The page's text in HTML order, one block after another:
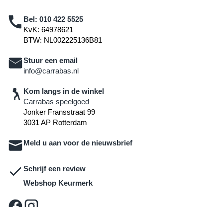
Bel: 010 422 5525
KvK: 64978621
BTW: NL002225136B81
Stuur een email
info@carrabas.nl
Kom langs in de winkel
Carrabas speelgoed
Jonker Fransstraat 99
3031 AP Rotterdam
Meld u aan voor de nieuwsbrief
Schrijf een review
Webshop Keurmerk